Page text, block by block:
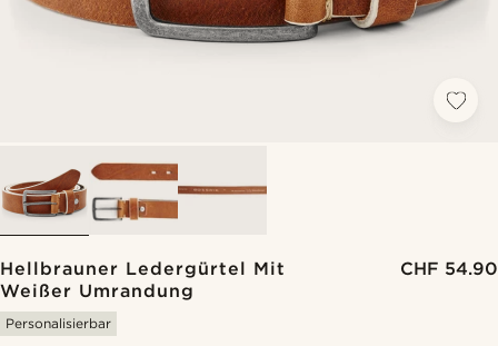
Hellbrauner Ledergürtel Mit
Weißer Umrandung
CHF 54.90
Personalisierbar